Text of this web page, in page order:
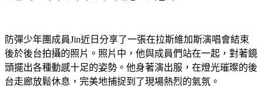
防彈少年團成員Jin近日分享了一張在拉斯維加斯演唱會結束
後於後台拍攝的照片。照片中，他與成員們站在一起，對著鏡
頭擺出各種動感十足的姿勢。他身著演出服，在燈光璀璨的後
台走廊放鬆休息，完美地捕捉到了現場熱烈的氣氛。